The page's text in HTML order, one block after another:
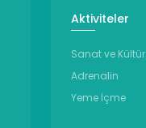
Aktiviteler
Sanat ve Kültür
Adrenalin
Yeme İçme